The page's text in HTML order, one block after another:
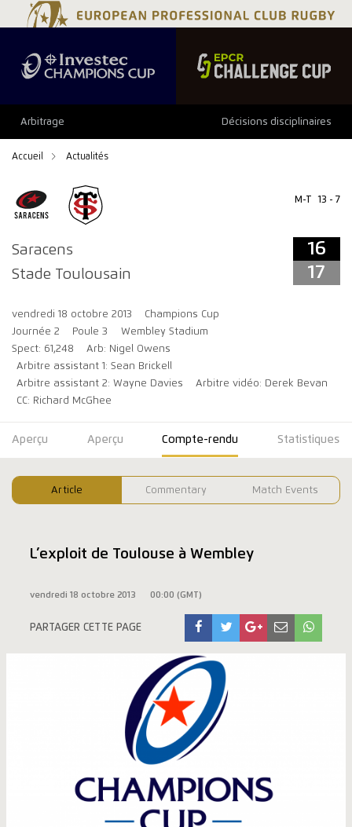
Arbitrage Décisions disciplinaires
Accueil Actualités
Saracens
Stade Toulousain
M-T 13 - 7
16
17
vendredi 18 octobre 2013
Champions Cup
Journée 2
Poule 3
Wembley Stadium
Spect: 61,248
Arb: Nigel Owens
Arbitre assistant 1: Sean Brickell
Arbitre assistant 2: Wayne Davies
Arbitre vidéo: Derek Bevan
CC: Richard McGhee
16 17
Aperçu Aperçu Compte-rendu Statistiques
Article Commentary Match Events
L’exploit de Toulouse à Wembley
vendredi 18 octobre 2013 00:00 (GMT)
PARTAGER CETTE PAGE